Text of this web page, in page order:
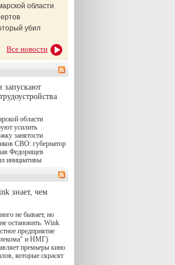
области
убил
Все новости
запускают
области
усилить
занятости
СВО: губернатор
Федорищев
инициативы
на
и более
жизни.
знает, чем
не бывает, но
остановить. Wink
предприятие
и НМГ)
премьеры кино
которые скрасят